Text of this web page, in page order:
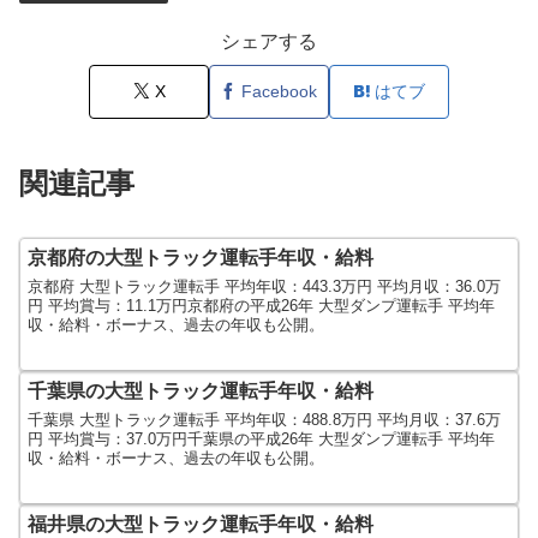
シェアする
X Facebook はてブ
関連記事
京都府の大型トラック運転手年収・給料
京都府 大型トラック運転手 平均年収：443.3万円 平均月収：36.0万
円 平均賞与：11.1万円京都府の平成26年 大型ダンプ運転手 平均年
収・給料・ボーナス、過去の年収も公開。
千葉県の大型トラック運転手年収・給料
千葉県 大型トラック運転手 平均年収：488.8万円 平均月収：37.6万
円 平均賞与：37.0万円千葉県の平成26年 大型ダンプ運転手 平均年
収・給料・ボーナス、過去の年収も公開。
福井県の大型トラック運転手年収・給料